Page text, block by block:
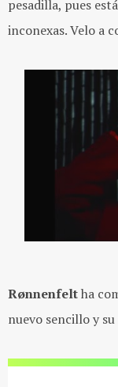
pesadilla, pues
inconexas. Velo a
Rønnenfeltha
nuevo sencillo y